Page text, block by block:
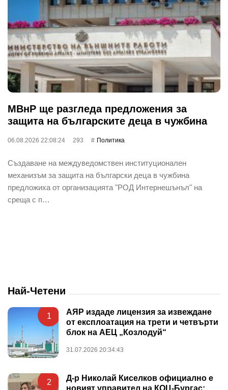
МВнР ще разгледа предложения за
защита на българските деца в чужбина
06.08.2026 22:08:24 293 Политика
Създаване на междуведомствен институционален
механизъм за защита на български деца в чужбина
предложиха от организацията "РОД Интернешънъл" на
среща с п…
Най-Четени
1
АЯР издаде лицензия за извеждане
от експлоатация на трети и четвърти
блок на АЕЦ „Козлодуй“
31.07.2026 20:34:43
2
Д-р Николай Киселков официално е
новият управител на КОЦ-Бургас: